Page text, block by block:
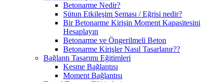
Betonarme Nedir?
Sütun Etkileşim Şeması / Eğrisi nedir?
Bir Betonarme Kirişin Moment Kapasitesini
Hesaplayın
Betonarme ve Öngerilmeli Beton
Betonarme Kirişler Nasıl Tasarlanır??
Bağlantı Tasarımı Eğitimleri
Kesme Bağlantısı
Moment Bağlantısı